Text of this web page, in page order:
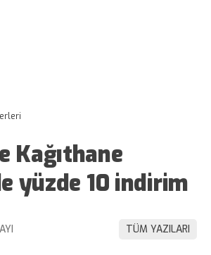
Kağıthane
yüzde 10 indirim
TÜM YAZILARI